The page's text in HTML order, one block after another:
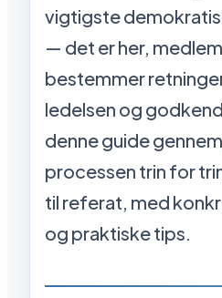
vigtigste
— det er her,
bestemmer
ledelsen og
denne guide
processen trin for
til referat, med
og praktiske tips.